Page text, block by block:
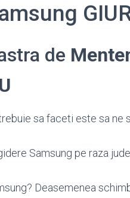
de
sa faceti este sa ne
Samsung pe raza
Deasemenea